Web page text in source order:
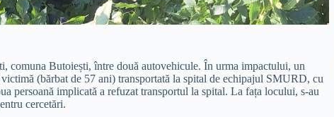
comuna Butoiești, între două autovehicule. În urma impactului, un
(bărbat de 57 ani) transportată la spital de echipajul SMURD, cu
persoană implicată a refuzat transportul la spital. La fața locului, s-au
cercetări.